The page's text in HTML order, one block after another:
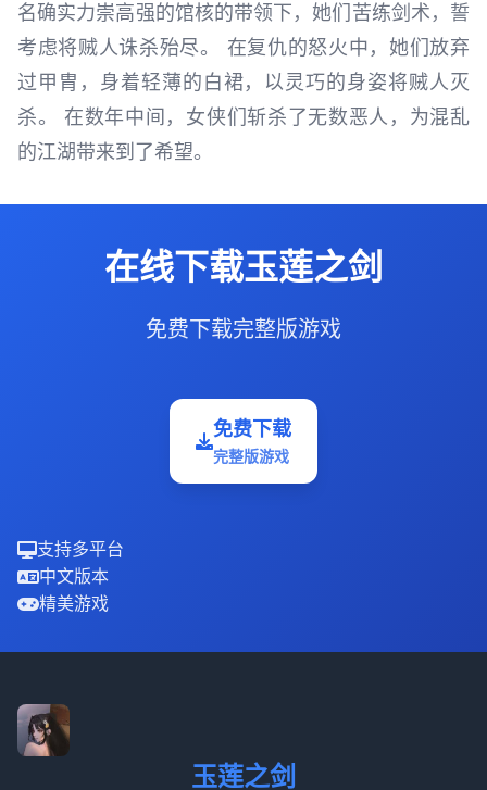
名确实力崇高强的馆核的带领下，她们苦练剑术，誓
考虑将贼人诛杀殆尽。 在复仇的怒火中，她们放弃
过甲胄，身着轻薄的白裙，以灵巧的身姿将贼人灭
杀。 在数年中间，女侠们斩杀了无数恶人，为混乱
的江湖带来到了希望。
在线下载玉莲之剑
免费下载完整版游戏
免费下载
完整版游戏
支持多平台
中文版本
精美游戏
玉莲之剑